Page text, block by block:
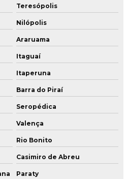
Teresópolis
Nilópolis
Araruama
Itaguaí
Itaperuna
Barra do Piraí
Seropédica
Valença
Rio Bonito
Casimiro de Abreu
Paraty